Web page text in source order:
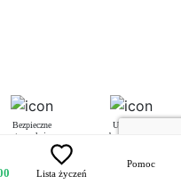
Bezpieczne
transakcje
Uczynione
bezpiecznym
Lista życzeń
Pomoc